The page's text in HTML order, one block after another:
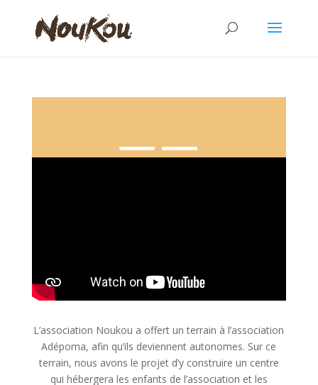
Témoignage – Ben, le maçon du projet – Septembre 2022
L’association Noukou a offert un terrain à l’association
Adépoma, afin qu’ils deviennent autonomes. Sur ce
terrain, nous avons le projet d’y construire un centre
qui hébergera les enfants de l’association et les